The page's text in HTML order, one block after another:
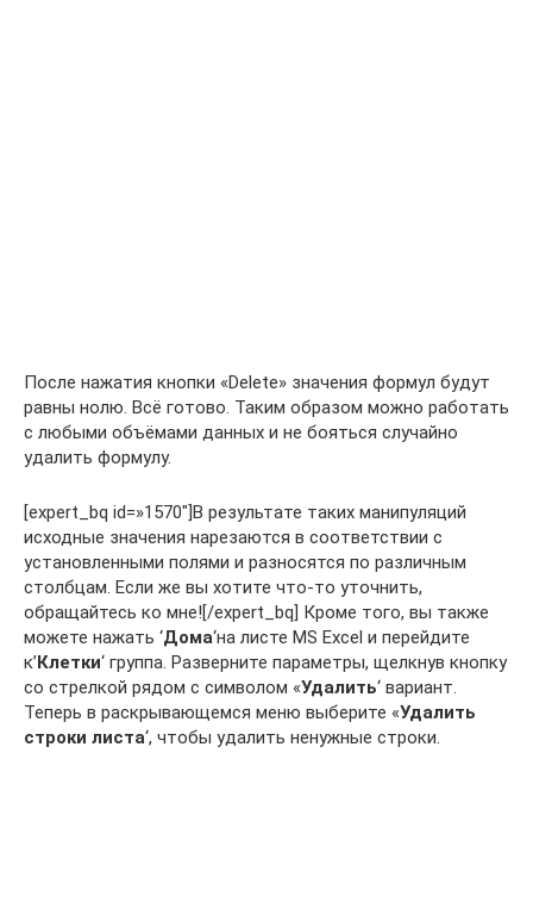
После нажатия кнопки «Delete» значения формул будут
равны нолю. Всё готово. Таким образом можно работать
с любыми объёмами данных и не бояться случайно
удалить формулу.
[expert_bq id=»1570″]В результате таких манипуляций
исходные значения нарезаются в соответствии с
установленными полями и разносятся по различным
столбцам. Если же вы хотите что-то уточнить,
обращайтесь ко мне![/expert_bq] Кроме того, вы также
можете нажать ‘Дома‘на листе MS Excel и перейдите
к’Клетки‘ группа. Разверните параметры, щелкнув кнопку
со стрелкой рядом с символом «Удалить‘ вариант.
Теперь в раскрывающемся меню выберите «Удалить
строки листа‘, чтобы удалить ненужные строки.